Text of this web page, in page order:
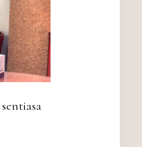
sentiasa